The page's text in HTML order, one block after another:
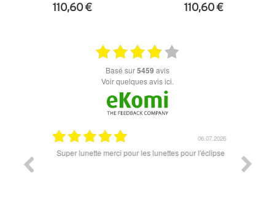
110,60 €
110,60 €
basé sur5459 avis
Voir quelques avis ici.
06.07.2026
Super lunette merci pour les lunettes pour l'éclipse